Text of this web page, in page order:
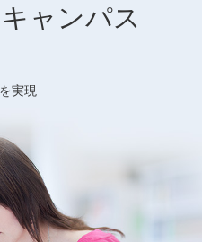
ャンパス
実現